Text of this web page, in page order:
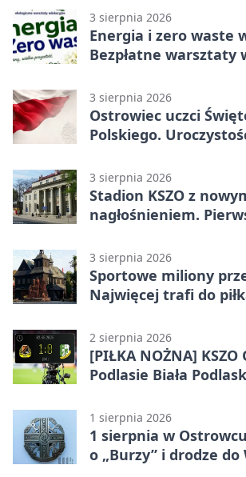
3 sierpnia 2026
Energia i zero waste
Bezpłatne warsztaty
3 sierpnia 2026
Ostrowiec uczci
Polskiego.
3 sierpnia 2026
Stadion KSZO z
nagłośnieniem.
3 sierpnia 2026
Sportowe miliony
Najwięcej trafi do
2 sierpnia 2026
[PIŁKA NOŻNA]
Podlasie Biała
(Grupa IV)
1 sierpnia 2026
1 sierpnia w
o „Burzy” i drodze do